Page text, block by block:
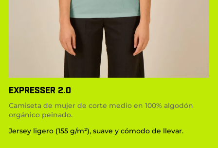
EXPRESSER 2.0
Camiseta de mujer de corte medio en 100% algodón
orgánico peinado.
Jersey ligero (155 g/m²), suave y cómodo de llevar.